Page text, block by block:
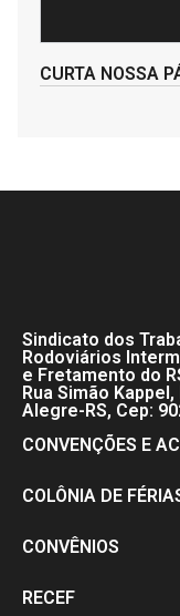
CURTA NOSSA
Sindicato dos
Rodoviários
e Fretamento do
Rua Simão
Alegre-RS, Cep:
CONVENÇÕES E
COLÔNIA DE
CONVÊNIOS
RECEF